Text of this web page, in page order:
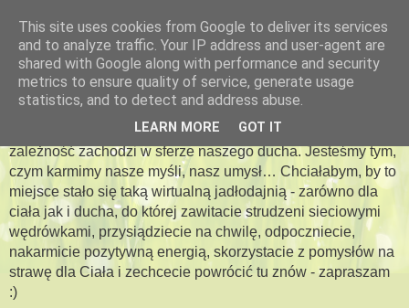
Apetyt na więcej -
jadłodajnia dla duszy i ciała
Bo jesteś tym, co jesz…. Pewna jestem, że podobna
zależność zachodzi w sferze naszego ducha. Jesteśmy tym,
czym karmimy nasze myśli, nasz umysł… Chciałabym, by to
miejsce stało się taką wirtualną jadłodajnią - zarówno dla
ciała jak i ducha, do której zawitacie strudzeni sieciowymi
wędrówkami, przysiądziecie na chwilę, odpoczniecie,
nakarmicie pozytywną energią, skorzystacie z pomysłów na
strawę dla Ciała i zechcecie powrócić tu znów - zapraszam
:)
This site uses cookies from Google to deliver its services
and to analyze traffic. Your IP address and user-agent are
shared with Google along with performance and security
metrics to ensure quality of service, generate usage
statistics, and to detect and address abuse.
LEARN MORE GOT IT